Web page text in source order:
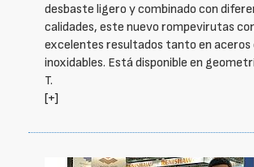
desbaste ligero y combinado con
calidades, este nuevo rompevirutas
excelentes resultados tanto en aceros
inoxidables. Está disponible en
T.
[+]